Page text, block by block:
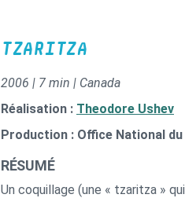
TZARITZA
2006 | 7 min | Canada
Réalisation : Theodore Ushev
Production : Office National du
RÉSUMÉ
Un coquillage (une « tzaritza »